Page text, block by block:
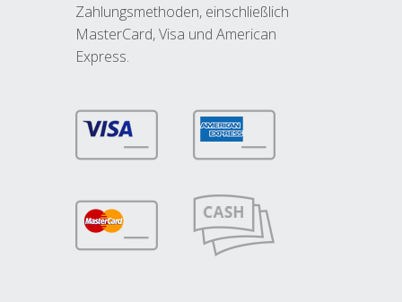
Zahlungsmethoden, einschließlich
MasterCard, Visa und American
Express.